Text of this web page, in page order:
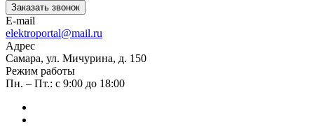
Заказать звонок
E-mail
elektroportal@mail.ru
Адрес
Самара, ул. Мичурина, д. 150
Режим работы
Пн. – Пт.: с 9:00 до 18:00